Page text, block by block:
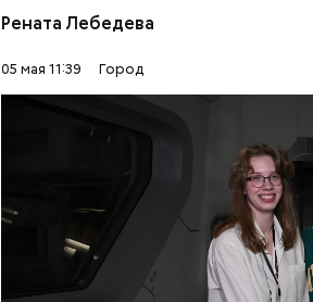
Рената Лебедева
05 мая 11:39 Город
— Мы более десяти лет
чтобы школьники еще во время
практический опыт и
отметила заместитель мэра
развития Анастасия Ракова. —
ребята работают на
специалистами из
МОЛОДЕЖЬ ОБРАЗОВАНИЕ